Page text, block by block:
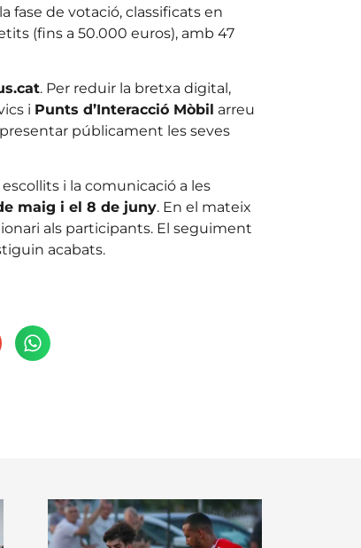
fase de votació, classificats en
(fins a 50.000 euros), amb 47
. Per reduir la bretxa digital,
i Punts d’Interacció Mòbil arreu
públicament les seves
i la comunicació a les
maig i el 8 de juny. En el mateix
als participants. El seguiment
acabats.